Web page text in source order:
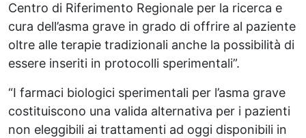
Centro di Riferimento Regionale per la ricerca e
cura dell’asma grave in grado di offrire al paziente
oltre alle terapie tradizionali anche la possibilità di
essere inseriti in protocolli sperimentali”.
“I farmaci biologici sperimentali per l’asma grave
costituiscono una valida alternativa per i pazienti
non eleggibili ai trattamenti ad oggi disponibili in